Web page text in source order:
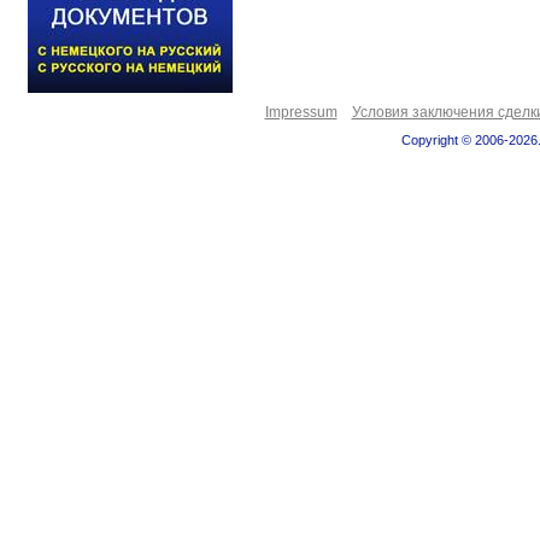
Impressum Условия заключения
Copyright © 2006-